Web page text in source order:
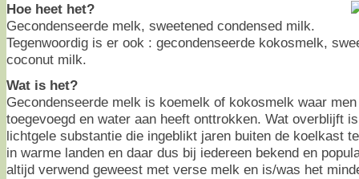
Hoe heet het?
Gecondenseerde melk, sweetened condensed milk.
Tegenwoordig is er ook : gecondenseerde kokosmelk,
coconut milk.
Wat is het?
Gecondenseerde melk is koemelk of kokosmelk waar
toegevoegd en water aan heeft onttrokken. Wat overblijft
lichtgele substantie die ingeblikt jaren buiten de koelkast
in warme landen en daar dus bij iedereen bekend en
altijd verwend geweest met verse melk en is/was het